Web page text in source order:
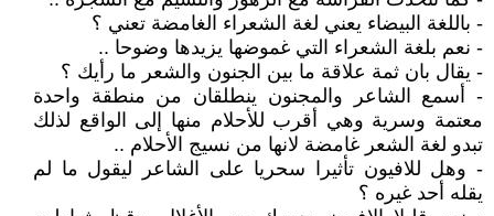
- باللغة البيضاء يعني لغة الشعراء الغامضة تعني ؟
- نعم بلغة الشعراء التي غموضها يزيدها وضوحا ..
- يقال بان ثمة علاقة ما بين الجنون والشعر ما رأيك ؟
- أسمع الشاعر والمجنون ينطلقان من منطقة واحدة
معتمة وسرية وهي أقرب للأحلام منها إلى الواقع لذلك
تبدو لغة الشعر غامضة لانها من نسيج الأحلام ..
- وهل للافيون تأثيرا سحريا على الشاعر ليقول ما لم
يقله أحد غيره ؟